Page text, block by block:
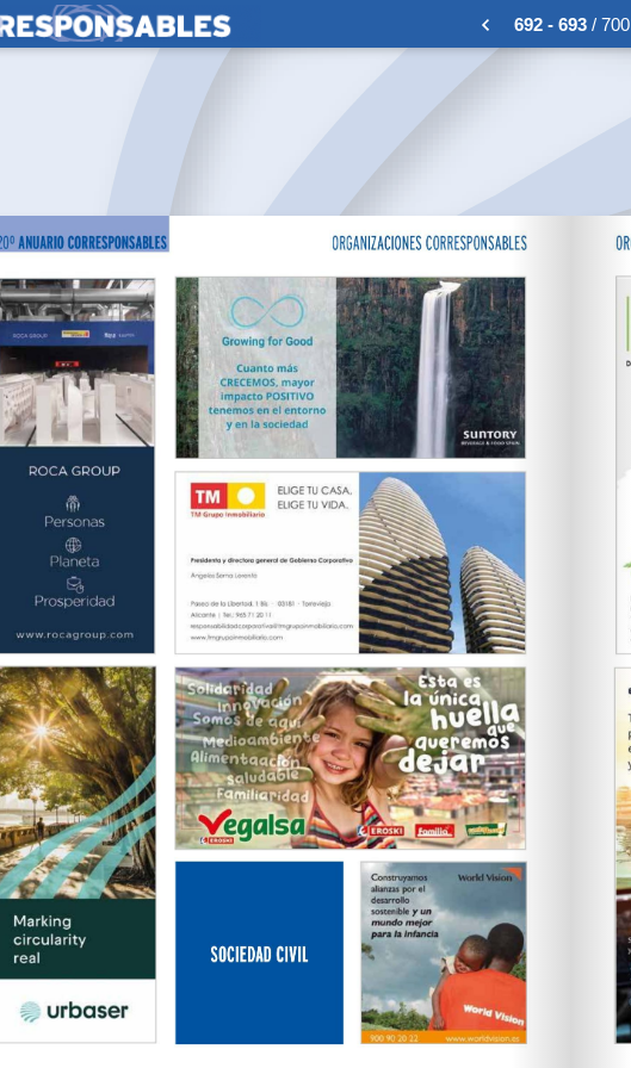
692 - 693/ 700